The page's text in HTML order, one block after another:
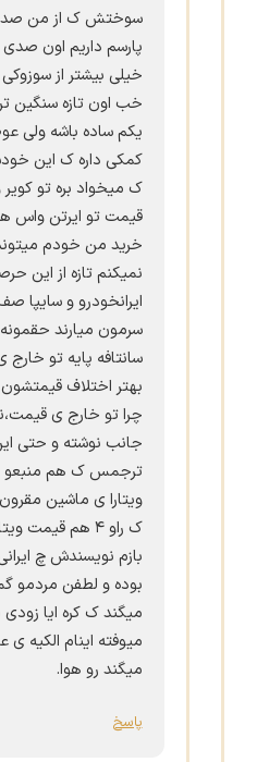
خیلی بیشتر از
خب اون تازه سنگین
کمکی داره ک این
ک میخواد بره تو
قیمت تو ایرتن واس
خرید من خودم
نمیکنم تازه از این
ایرانخودرو و
سرمون میارند
سانتافه پایه تو
بهتر اختلاف
چرا تو خارج ی
جانب نوشته و حتی
ترجمس ک هم منبعو
ویتارا ی ماشین
ک راو ۴ هم
بازم نویسندش چ
بوده و لطفن مردمو
میگند ک کره ایا
میوفته اینام الکیه
میگند رو هوا.
پاسخ